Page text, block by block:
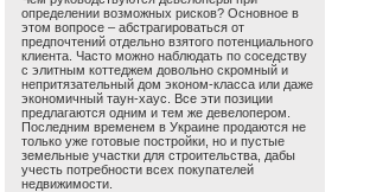
определении возможных рисков? Основное в
этом вопросе – абстрагироваться от
предпочтений отдельно взятого потенциального
клиента. Часто можно наблюдать по соседству
с элитным коттеджем довольно скромный и
непритязательный дом эконом-класса или даже
экономичный таун-хаус. Все эти позиции
предлагаются одним и тем же девелопером.
Последним временем в Украине продаются не
только уже готовые постройки, но и пустые
земельные участки для строительства, дабы
учесть потребности всех покупателей
недвижимости.